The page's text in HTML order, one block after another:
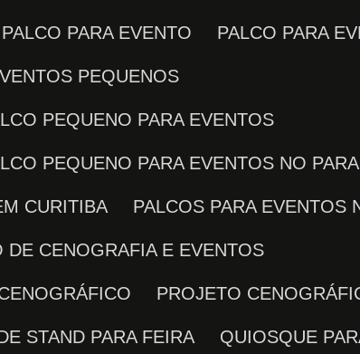
PALCO PARA EVENTO PALCO PARA
PEQUENOS
PEQUENO PARA EVENTOS
PEQUENO PARA EVENTOS NO
CURITIBA PALCOS PARA EVENTOS
DE CENOGRAFIA E EVENTOS
PROJETO
STAND PARA FEIRA QUIOSQUE